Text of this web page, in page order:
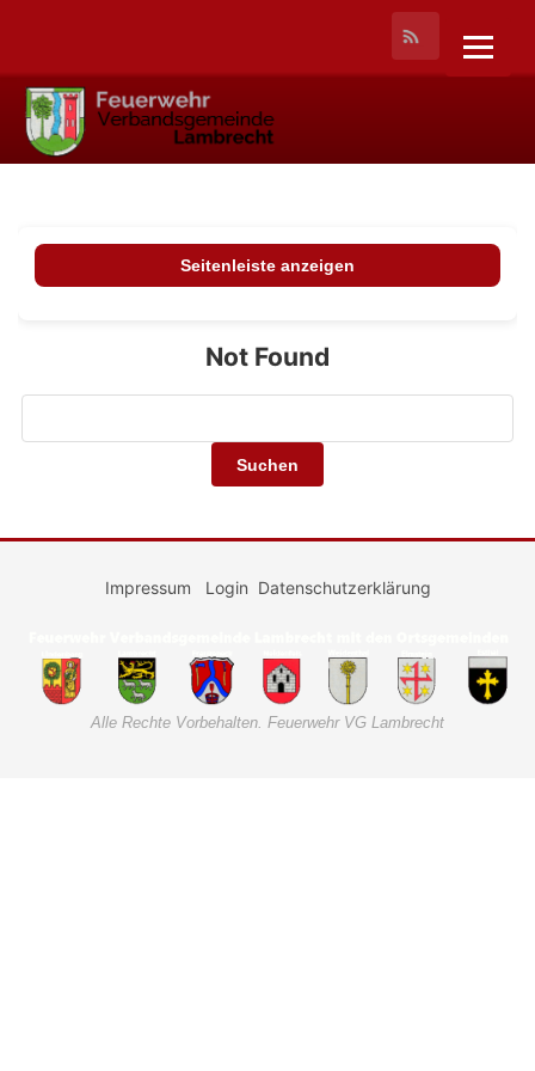
Not Found
Seitenleiste anzeigen
Impressum Login Datenschutzerklärung
Alle Rechte Vorbehalten. Feuerwehr VG Lambrecht